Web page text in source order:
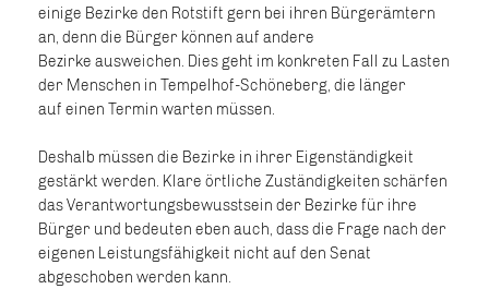
einige Bezirke den Rotstift gern bei ihren Bürgerämtern
an, denn die Bürger können auf andere
Bezirke ausweichen. Dies geht im konkreten Fall zu Lasten
der Menschen in Tempelhof-Schöneberg, die länger
auf einen Termin warten müssen.
Deshalb müssen die Bezirke in ihrer Eigenständigkeit
gestärkt werden. Klare örtliche Zuständigkeiten schärfen
das Verantwortungsbewusstsein der Bezirke für ihre
Bürger und bedeuten eben auch, dass die Frage nach der
eigenen Leistungsfähigkeit nicht auf den Senat
abgeschoben werden kann.